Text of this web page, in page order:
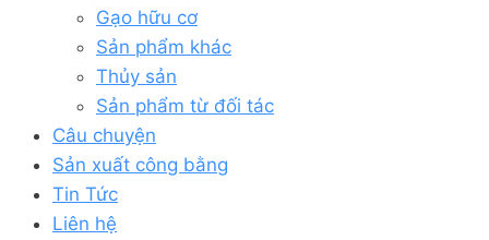
Gạo hữu cơ
Sản phẩm khác
Thủy sản
Sản phẩm từ đối tác
Câu chuyện
Sản xuất công bằng
Tin Tức
Liên hệ